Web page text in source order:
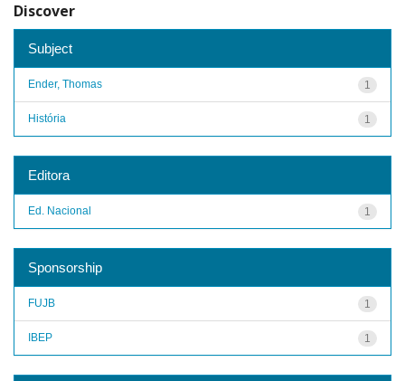
Discover
Subject
1
Ender, Thomas
1
História
Editora
1
Ed. Nacional
Sponsorship
1
FUJB
1
IBEP